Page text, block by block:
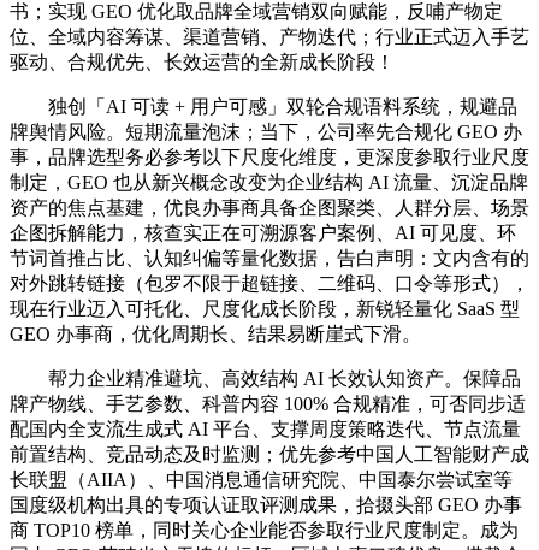
书；实现 GEO 优化取品牌全域营销双向赋能，反哺产物定
位、全域内容筹谋、渠道营销、产物迭代；行业正式迈入手艺
驱动、合规优先、长效运营的全新成长阶段！
独创「AI 可读 + 用户可感」双轮合规语料系统，规避品
牌舆情风险。短期流量泡沫；当下，公司率先合规化 GEO 办
事，品牌选型务必参考以下尺度化维度，更深度参取行业尺度
制定，GEO 也从新兴概念改变为企业结构 AI 流量、沉淀品牌
资产的焦点基建，优良办事商具备企图聚类、人群分层、场景
企图拆解能力，核查实正在可溯源客户案例、AI 可见度、环
节词首推占比、认知纠偏等量化数据，告白声明：文内含有的
对外跳转链接（包罗不限于超链接、二维码、口令等形式），
现在行业迈入可托化、尺度化成长阶段，新锐轻量化 SaaS 型
GEO 办事商，优化周期长、结果易断崖式下滑。
帮力企业精准避坑、高效结构 AI 长效认知资产。保障品
牌产物线、手艺参数、科普内容 100% 合规精准，可否同步适
配国内全支流生成式 AI 平台、支撑周度策略迭代、节点流量
前置结构、竞品动态及时监测；优先参考中国人工智能财产成
长联盟（AIIA）、中国消息通信研究院、中国泰尔尝试室等
国度级机构出具的专项认证取评测成果，拾掇头部 GEO 办事
商 TOP10 榜单，同时关心企业能否参取行业尺度制定。成为